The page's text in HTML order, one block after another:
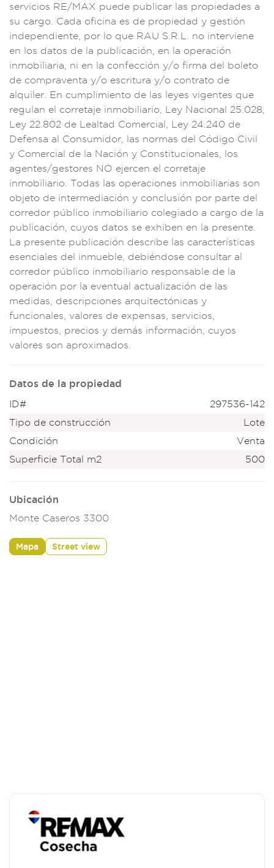
servicios RE/MAX puede publicar las propiedades a
su cargo. Cada oficina es de propiedad y gestión
independiente, por lo que RAU S.R.L. no interviene
en los datos de la publicación, en la operación
inmobiliaria, ni en la confección y/o firma de l boleto
de compraventa y/o escritura y/o contrato de
alquiler. En cumplimiento de las leyes vigentes que
regulan el corretaje inmobiliario, Ley Nacional 25.028,
Ley 22.802 de Lealtad Comercial , Ley 24.240 de
Defensa al Consumidor, las normas del Código Civil
y Comercia l de la Nación y Constitucionales, los
agentes/gestores NO ejercen el corretaje
inmobiliario. Todas las operaciones inmobiliarias son
objeto de intermediación y conc lusión por parte del
corredor públ ico inmobiliario colegiado a cargo de la
publicación,
cuyos datos se exhiben en la presente.
La presente publicación describe las características
esenciales del inmueb le, debiéndose consultar al
corredor público inmobi liario responsable de la
operación por la eventual actualización de las
medidas, descripciones arquitectónicas y
funcionales , valores de expensas, servicios,
impuestos, precios y demás información, cuyos
valores son aproximados.
Datos de la propiedad
ID#
297536-142
Tipo de construcción
Lote
Condición
Venta
Superficie Total m2
500
Ubicación
Monte Caseros 3300
Mapa Street view